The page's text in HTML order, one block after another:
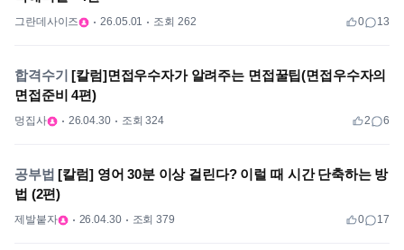
그란데사이즈 26.05.01 조회 262 0 13
합격수기 [칼럼]면접우수자가 알려주는 면접꿀팁(면접우수자의
면접준비 4편)
멍집사 26.04.30 조회 324 2 6
공부법 [칼럼] 영어 30분 이상 걸린다? 이럴 때 시간 단축하는 방
법 (2편)
제발붙자 26.04.30 조회 379 0 17